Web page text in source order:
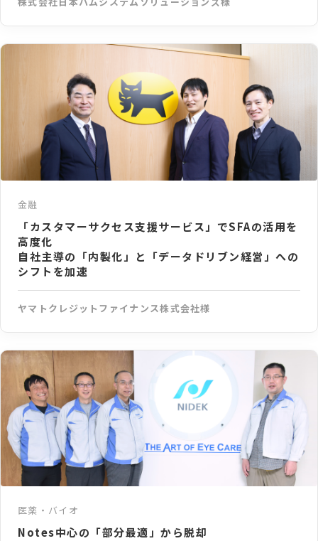
金融
「カスタマーサクセス支援サービス」でSFAの活用を
高度化
自社主導の「内製化」と「データドリブン経営」への
シフトを加速
ヤマトクレジットファイナンス株式会社様
医薬・バイオ
Notes中心の「部分最適」から脱却